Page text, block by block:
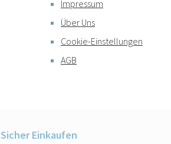
Impressum
Über Uns
Cookie-Einstellungen
AGB
Sicher Einkaufen